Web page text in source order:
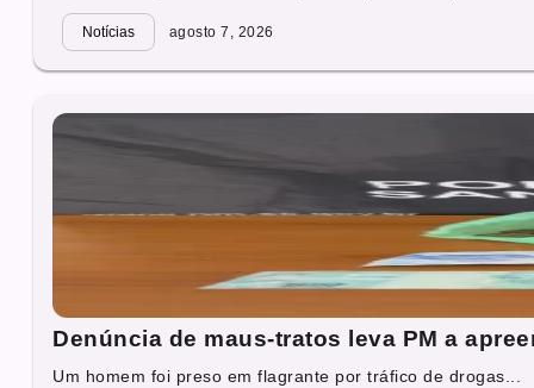
Notícias agosto 7, 2026
Denúncia de maus-tratos leva PM a
Um homem foi preso em flagrante por tráfico de drogas...